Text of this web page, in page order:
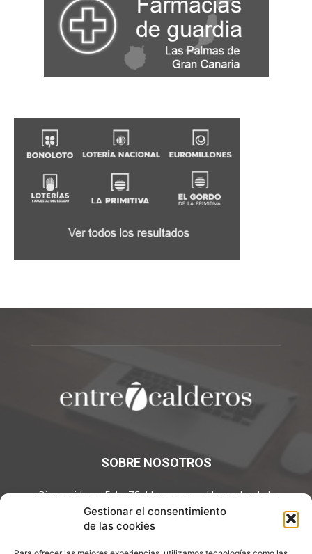
Gestionar el consentimiento
de las cookies
SOBRE NOSOTROS
¡Bienvenidos a Entre7Calderos.com, el lugar donde la
gastronomía y la cultura culinaria se encuentran! Sumérgete en
un mundo de sabores y descubre artículos apasionantes.